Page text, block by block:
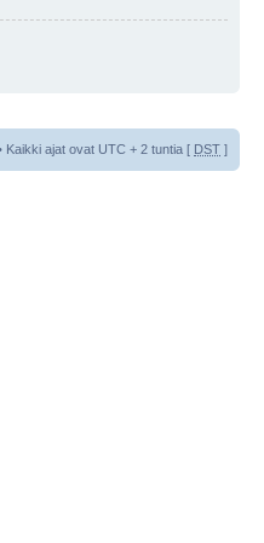
Kaikki ajat ovat UTC + 2 tuntia [ DST ]